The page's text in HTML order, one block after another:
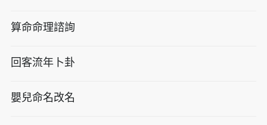
算命命理諮詢
回客流年卜卦
嬰兒命名改名